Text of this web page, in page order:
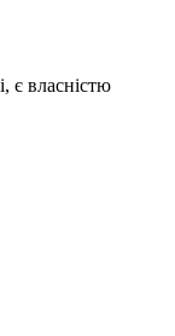
є власністю